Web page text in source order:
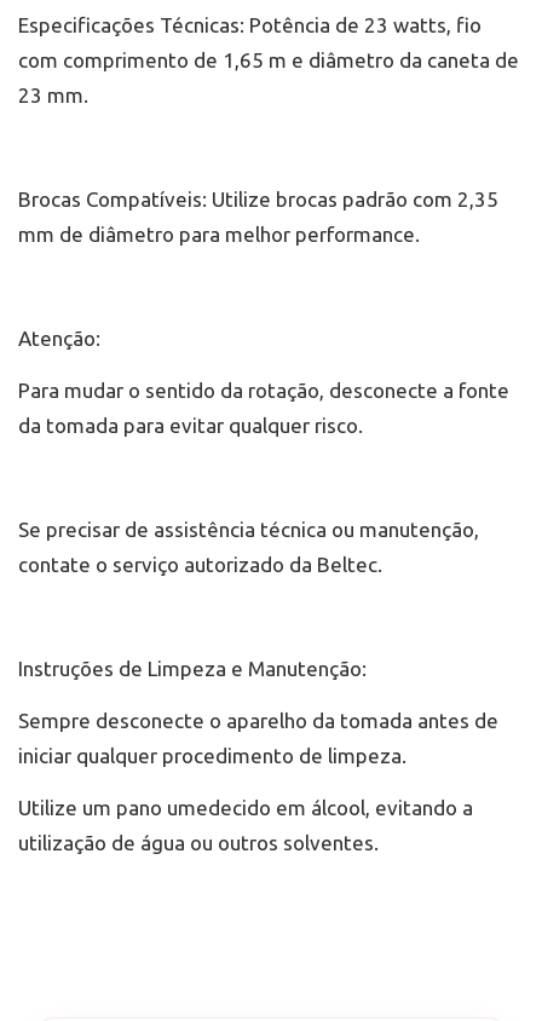
Especificações Técnicas: Potência de 23 watts, fio
com comprimento de 1,65 m e diâmetro da caneta de
23 mm.
Brocas Compatíveis: Utilize brocas padrão com 2,35
mm de diâmetro para melhor performance.
Atenção:
Para mudar o sentido da rotação, desconecte a fonte
da tomada para evitar qualquer risco.
Se precisar de assistência técnica ou manutenção,
contate o serviço autorizado da Beltec.
Instruções de Limpeza e Manutenção:
Sempre desconecte o aparelho da tomada antes de
iniciar qualquer procedimento de limpeza.
Utilize um pano umedecido em álcool, evitando a
utilização de água ou outros solventes.